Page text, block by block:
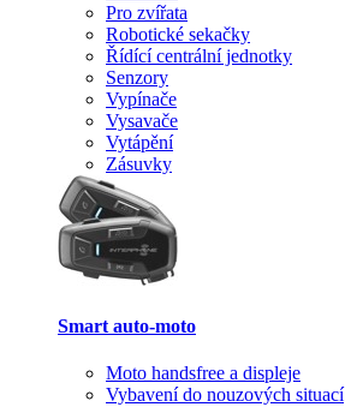
Pro zvířata
Robotické sekačky
Řídící centrální jednotky
Senzory
Vypínače
Vysavače
Vytápění
Zásuvky
Smart auto-moto
Moto handsfree a displeje
Vybavení do nouzových situací